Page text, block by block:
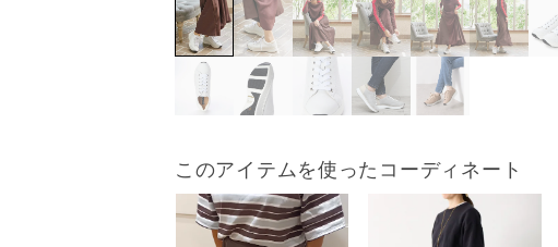
このアイテムを使ったコーディネート